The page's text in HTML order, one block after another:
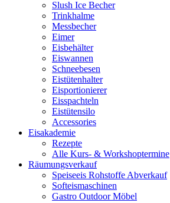
Slush Ice Becher
Trinkhalme
Messbecher
Eimer
Eisbehälter
Eiswannen
Schneebesen
Eistütenhalter
Eisportionierer
Eisspachteln
Eistütensilo
Accessories
Eisakademie
Rezepte
Alle Kurs- & Workshoptermine
Räumungsverkauf
Speiseeis Rohstoffe Abverkauf
Softeismaschinen
Gastro Outdoor Möbel